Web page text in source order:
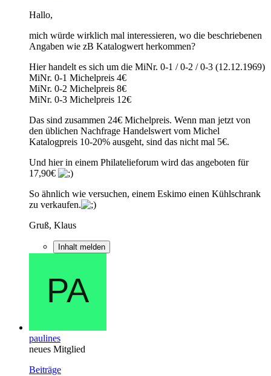
Hallo,
mich würde wirklich mal interessieren, wo die beschriebenen
Angaben wie zB Katalogwert herkommen?
Hier handelt es sich um die MiNr. 0-1 / 0-2 / 0-3 (12.12.1969)
MiNr. 0-1 Michelpreis 4€
MiNr. 0-2 Michelpreis 8€
MiNr. 0-3 Michelpreis 12€
Das sind zusammen 24€ Michelpreis. Wenn man jetzt von
den üblichen Nachfrage Handelswert vom Michel
Katalogpreis 10-20% ausgeht, sind das nicht mal 5€.
Und hier in einem Philatelieforum wird das angeboten für
17,90€
So ähnlich wie versuchen, einem Eskimo einen Kühlschrank
zu verkaufen.
Gruß, Klaus
Inhalt melden
paulines
neues Mitglied
Beiträge